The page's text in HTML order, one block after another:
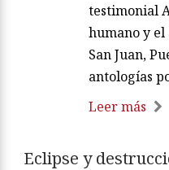
testimonial
humano y
San Juan,
antologías
Leer más
Eclipse y